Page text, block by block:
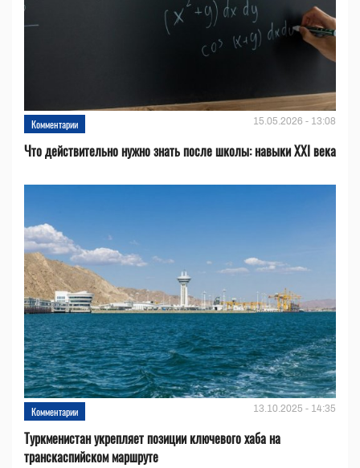
Комментарии 15.05.2026 - 13:08
Что действительно нужно знать после школы: навыки XXI века
Комментарии 13.10.2025 - 14:35
Туркменистан укрепляет позиции ключевого хаба на
транскаспийском маршруте